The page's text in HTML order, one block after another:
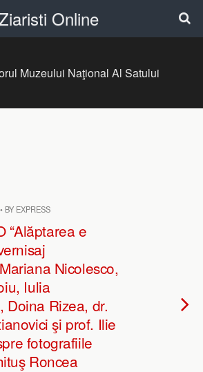
Online
Muzeului Naţional Al Satului
BY EXPRESS
“Alăptarea e
Nicolesco,
Iulia
Doina Rizea, dr.
şi prof. Ilie
fotografiile
Roncea